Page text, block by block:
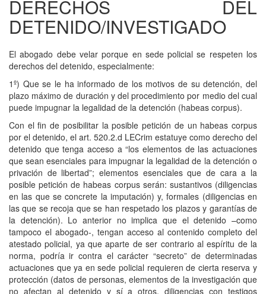
DERECHOS DEL
DETENIDO/INVESTIGADO
El abogado debe velar porque en sede policial se respeten los
derechos del detenido, especialmente:
1º) Que se le ha informado de los motivos de su detención, del
plazo máximo de duración y del procedimiento por medio del cual
puede impugnar la legalidad de la detención (habeas corpus).
Con el fin de posibilitar la posible petición de un habeas corpus
por el detenido, el art. 520.2.d LECrim estatuye como derecho del
detenido que tenga acceso a “los elementos de las actuaciones
que sean esenciales para impugnar la legalidad de la detención o
privación de libertad”; elementos esenciales que de cara a la
posible petición de habeas corpus serán: sustantivos (diligencias
en las que se concrete la imputación) y, formales (diligencias en
las que se recoja que se han respetado los plazos y garantías de
la detención). Lo anterior no implica que el detenido –como
tampoco el abogado-, tengan acceso al contenido completo del
atestado policial, ya que aparte de ser contrario al espíritu de la
norma, podría ir contra el carácter “secreto” de determinadas
actuaciones que ya en sede policial requieren de cierta reserva y
protección (datos de personas, elementos de la investigación que
no afectan al detenido y sí a otros, diligencias con testigos